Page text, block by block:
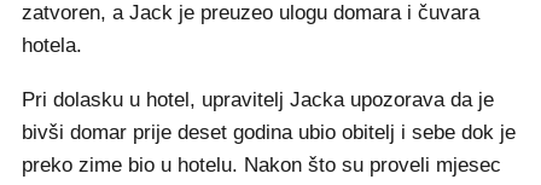
zatvoren, a Jack je preuzeo ulogu domara i čuvara
hotela.
Pri dolasku u hotel, upravitelj Jacka upozorava da je
bivši domar prije deset godina ubio obitelj i sebe dok je
preko zime bio u hotelu. Nakon što su proveli mjesec